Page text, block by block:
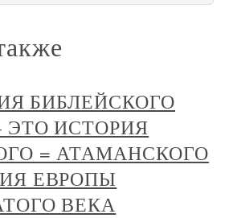
БИБЛЕЙСКОГО
ИСТОРИЯ
= АТАМАНСКОГО
ЕВРОПЫ
ВЕКА